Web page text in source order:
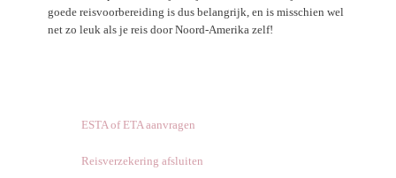
goede reisvoorbereiding is dus belangrijk, en is misschien wel
net zo leuk als je reis door Noord-Amerika zelf!
ESTA of ETA aanvragen
Reisverzekering afsluiten